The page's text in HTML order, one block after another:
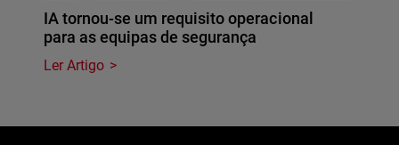
IA tornou-se um requisito operacional
para as equipas de segurança
Ler Artigo